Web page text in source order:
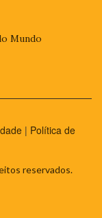
Mundo
| Política de
reservados.